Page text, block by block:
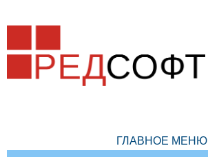
ГЛАВНОЕ МЕНЮ